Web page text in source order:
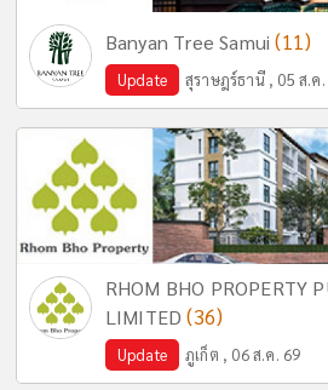
Banyan Tree Samui(11)
Update สุราษฎร์ธานี , 05 ส.ค.
RHOM BHO PROPERTY
LIMITED(36)
Update ภูเก็ต , 06 ส.ค. 69